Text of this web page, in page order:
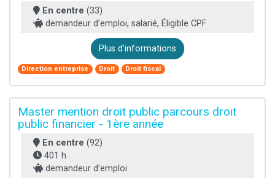
En centre (33)
demandeur d’emploi, salarié, Éligible CPF
Plus d'informations
Direction entreprise Droit Droit fiscal
Master mention droit public parcours droit
public financier - 1ère année
En centre (92)
401 h
demandeur d’emploi